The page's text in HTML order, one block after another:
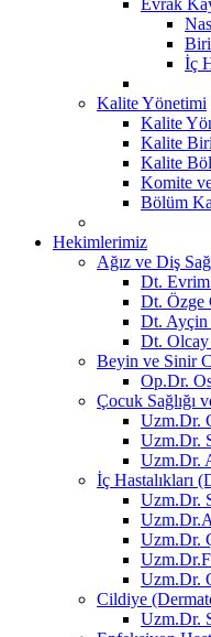
İç
Kalite Yönetimi
Kalite
Kalite
Kalite
Komite
Bölüm
Hekimlerimiz
Ağız ve Diş
Dt.
Dt. Özge
Dt.
Dt.
Beyin ve Sinir
Op.Dr.
Çocuk Sağlığı
Uzm.Dr.
Uzm.Dr.
Uzm.Dr.
İç Hastalıkları
Uzm.Dr.
Uzm.Dr.
Uzm.Dr.
Cildiye
Uzm.Dr.